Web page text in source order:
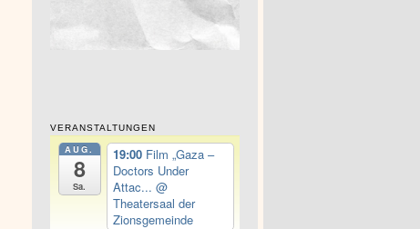
VERANSTALTUNGEN
AUG.
8
Sa.
19:00 Film „Gaza –
Doctors Under
Attac... @
Theatersaal der
Zionsgemeinde